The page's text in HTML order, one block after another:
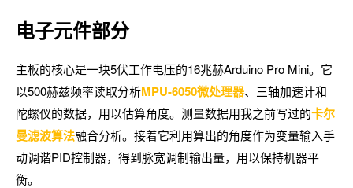
电子元件部分
主板的核心是一块5伏工作电压的16兆赫Arduino Pro Mini。它
以500赫兹频率读取分析MPU-6050微处理器、三轴加速计和
陀螺仪的数据，用以估算角度。测量数据用我之前写过的卡尔
曼滤波算法融合分析。接着它利用算出的角度作为变量输入手
动调谐PID控制器，得到脉宽调制输出量，用以保持机器平
衡。